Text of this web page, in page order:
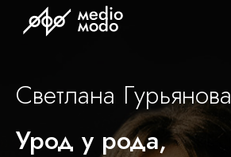
Светлана Гурьянова
Урод у рода,